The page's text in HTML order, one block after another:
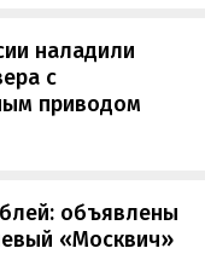
наладили
с
приводом
объявлены
«Москвич»